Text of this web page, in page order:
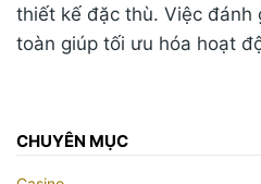
thiết kế đặc thù. Việc đánh
toàn giúp tối ưu hóa hoạt
CHUYÊN MỤC